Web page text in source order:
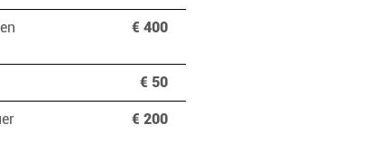
€ 400
€ 50
€ 200